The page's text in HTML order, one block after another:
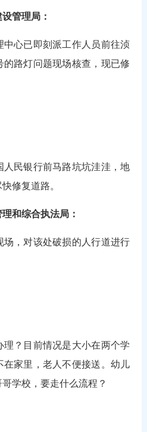
管理局：
心已即刻派工作人员前往浈
的路灯问题现场核查，现已修
民银行前马路坑坑洼洼，地
修复道路。
和综合执法局：
，对该处破损的人行道进行
？目前情况是大小在两个学
家里，老人不便接送。幼儿
学校，要走什么流程？